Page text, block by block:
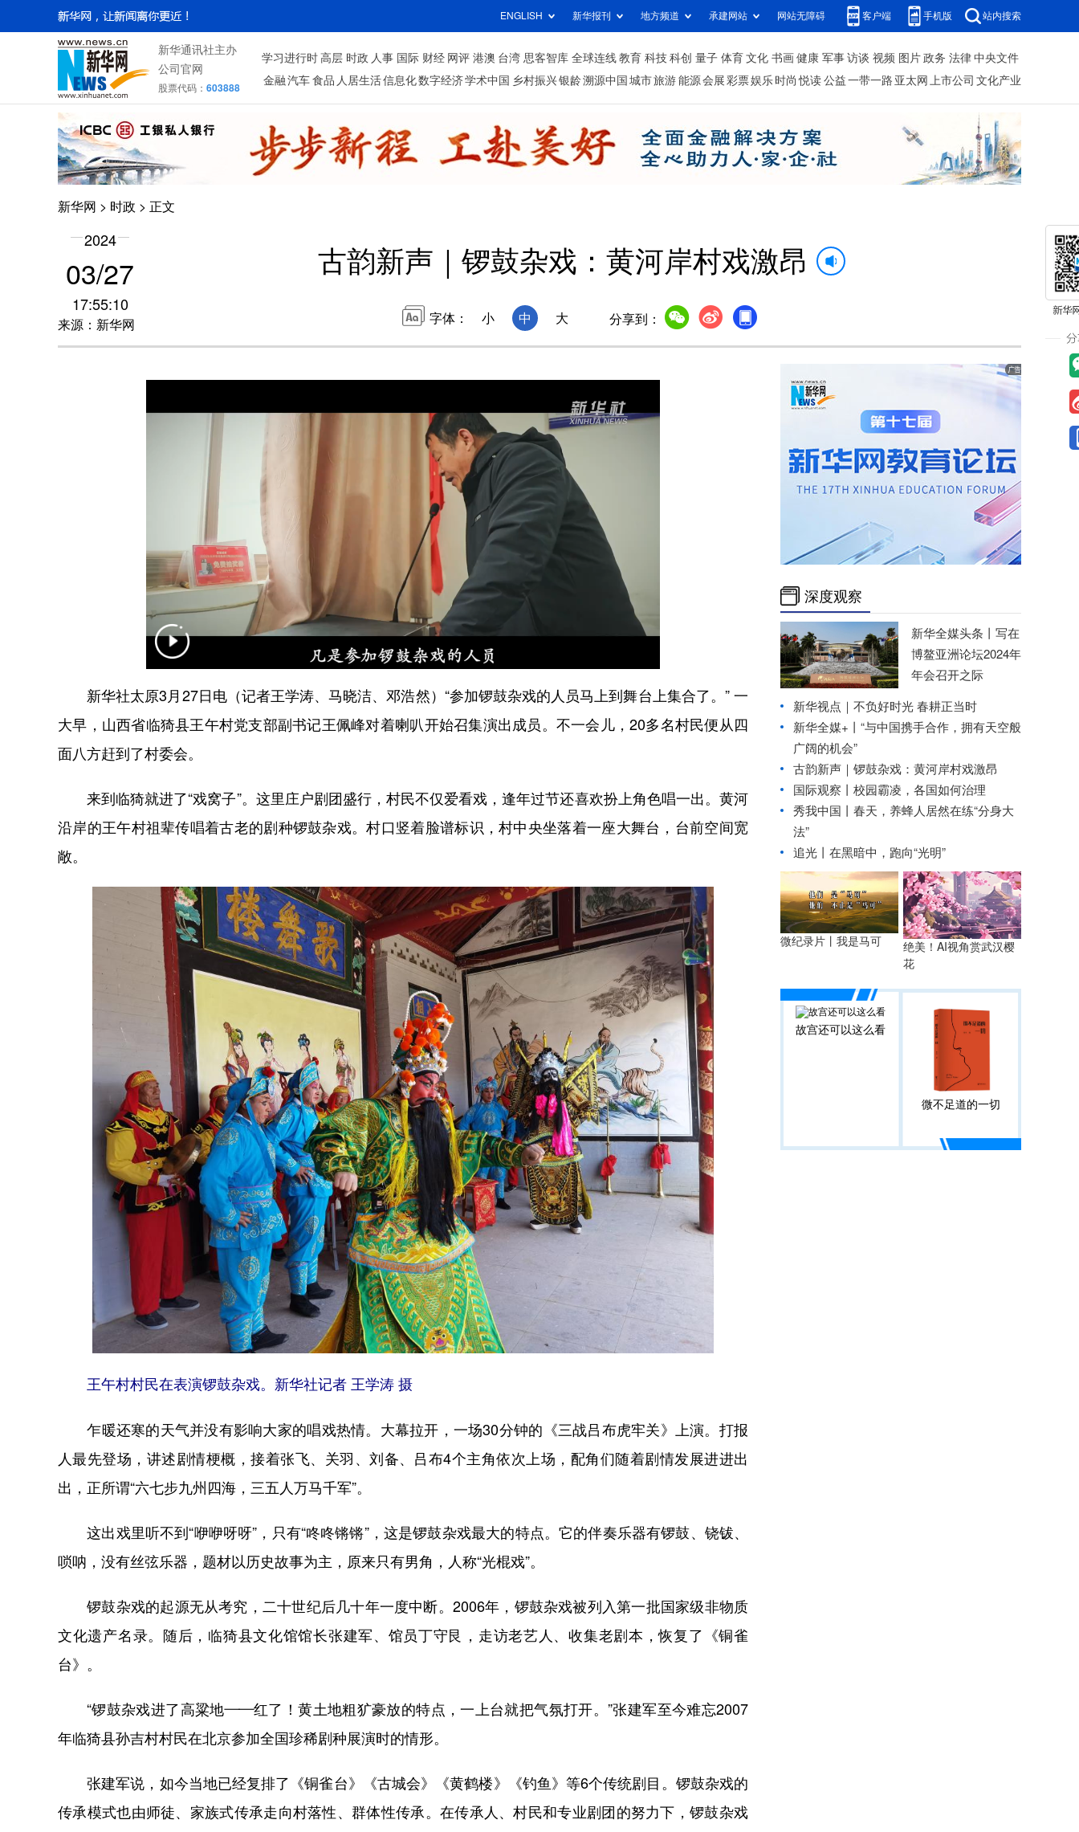
ENGLISH 新华报刊 地方频道 承建网站 网站无障碍 客户端 手机版 站内搜索
新华通讯社主办
公司官网
股票代码： 603888
学习进行时 高层 时政 人事 国际 财经 网评 港澳 台湾 思客智库 全球连线 教育 科技 科创 量子 体育 文化 书画 健康 军事 访谈 视频 图片 政务 法律 中央文件
金融 汽车 食品 人居生活信息化数字经济学术中国 乡村振兴银龄溯源中国 城市旅游 能源 会展 彩票娱乐 时尚 悦读 公益 一带一路 亚太网 上市公司 文化产业
新华网 > 时政 > 正文
2024
03/27
17:55:10
来源：新华网
古韵新声｜锣鼓杂戏：黄河岸村戏激昂
字体： 小 中 大 分享到：
新华社太原3月27日电（记者王学涛、马晓洁、邓浩然）“参加锣鼓杂戏的人员马上到舞台上集合了。” 一
大早，山西省临猗县王午村党支部副书记王佩峰对着喇叭开始召集演出成员。不一会儿，20多名村民便从四
面八方赶到了村委会。
来到临猗就进了“戏窝子”。这里庄户剧团盛行，村民不仅爱看戏，逢年过节还喜欢扮上角色唱一出。黄河
沿岸的王午村祖辈传唱着古老的剧种锣鼓杂戏。村口竖着脸谱标识，村中央坐落着一座大舞台，台前空间宽
敞。
王午村村民在表演锣鼓杂戏。新华社记者 王学涛 摄
乍暖还寒的天气并没有影响大家的唱戏热情。大幕拉开，一场30分钟的《三战吕布虎牢关》上演。打报
人最先登场，讲述剧情梗概，接着张飞、关羽、刘备、吕布4个主角依次上场，配角们随着剧情发展进进出
出，正所谓“六七步九州四海，三五人万马千军”。
这出戏里听不到“咿咿呀呀”，只有“咚咚锵锵”，这是锣鼓杂戏最大的特点。它的伴奏乐器有锣鼓、铙钹、
唢呐，没有丝弦乐器，题材以历史故事为主，原来只有男角，人称“光棍戏”。
锣鼓杂戏的起源无从考究，二十世纪后几十年一度中断。2006年，锣鼓杂戏被列入第一批国家级非物质
文化遗产名录。随后，临猗县文化馆馆长张建军、馆员丁守艮，走访老艺人、收集老剧本，恢复了《铜雀
台》。
“锣鼓杂戏进了高粱地——红了！黄土地粗犷豪放的特点，一上台就把气氛打开。”张建军至今难忘2007
年临猗县孙吉村村民在北京参加全国珍稀剧种展演时的情形。
张建军说，如今当地已经复排了《铜雀台》《古城会》《黄鹤楼》《钓鱼》等6个传统剧目。锣鼓杂戏的
传承模式也由师徒、家族式传承走向村落性、群体性传承。在传承人、村民和专业剧团的努力下，锣鼓杂戏
深度观察
新华全媒头条丨 写在
博鳌亚洲论坛2024年
年会召开之际
新华视点｜ 不负好时光 春耕正当时
新华全媒+丨 “与中国携手合作，拥有天空般
广阔的机会”
古韵新声｜锣鼓杂戏：黄河岸村戏激昂
国际观察丨 校园霸凌，各国如何治理
秀我中国丨 春天，养蜂人居然在练“分身大
法”
追光丨 在黑暗中，跑向“光明”
微纪录片丨我是马可
绝美！AI视角赏武汉樱
花
故宫还可以这么看
微不足道的一切